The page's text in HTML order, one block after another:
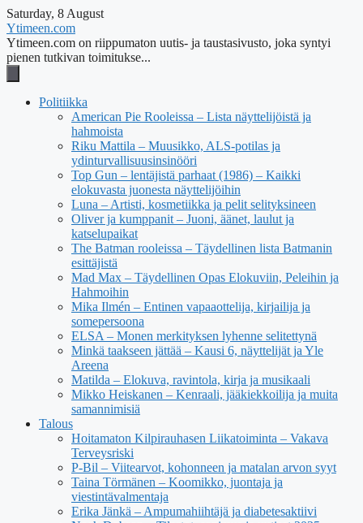
Saturday, 8 August
Ytimeen.com
Ytimeen.com on riippumaton uutis- ja taustasivusto, joka syntyi
pienen tutkivan toimitukse...
Politiikka
American Pie Rooleissa – Lista näyttelijöistä ja
hahmoista
Riku Mattila – Muusikko, ALS-potilas ja
ydinturvallisuusinsinööri
Top Gun – lentäjistä parhaat (1986) – Kaikki
elokuvasta juonesta näyttelijöihin
Luna – Artisti, kosmetiikka ja pelit selityksineen
Oliver ja kumppanit – Juoni, äänet, laulut ja
katselupaikat
The Batman rooleissa – Täydellinen lista Batmanin
esittäjistä
Mad Max – Täydellinen Opas Elokuviin, Peleihin ja
Hahmoihin
Mika Ilmén – Entinen vapaaottelija, kirjailija ja
somepersoona
ELSA – Monen merkityksen lyhenne selitettynä
Minkä taakseen jättää – Kausi 6, näyttelijät ja Yle
Areena
Matilda – Elokuva, ravintola, kirja ja musikaali
Mikko Heiskanen – Kenraali, jääkiekkoilija ja muita
samannimisiä
Talous
Hoitamaton Kilpirauhasen Liikatoiminta – Vakava
Terveysriski
P-Bil – Viitearvot, kohonneen ja matalan arvon syyt
Taina Törmänen – Koomikko, juontaja ja
viestintävalmentaja
Erika Jänkä – Ampumahiihtäjä ja diabetesaktiivi